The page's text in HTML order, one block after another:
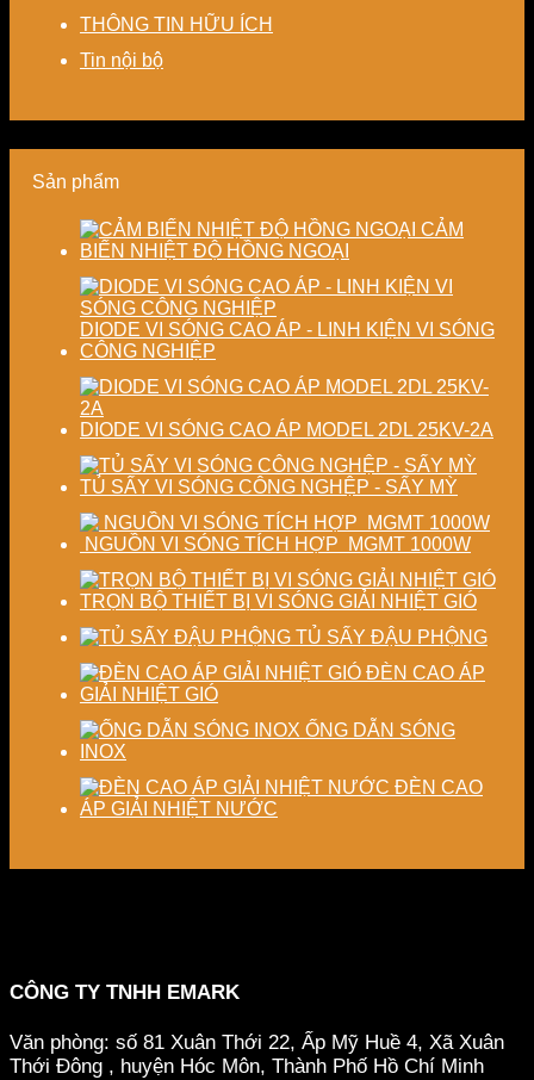
nâng
thành
chi
phí
sản
năng
chất
lượng
phẩm
Giải
pháp
tiết
kiệm
lượng
định
lượng
sấy
nghiệp
THÔNG TIN HỮU ÍCH
Tin nội bộ
Sản phẩm
CẢM
BIẾN NHIỆT ĐỘ HỒNG NGOẠI
DIODE VI SÓNG CAO ÁP - LINH KIỆN VI SÓNG
CÔNG NGHIỆP
DIODE VI SÓNG CAO ÁP MODEL 2DL 25KV-2A
TỦ SẤY VI SÓNG CÔNG NGHỆP - SẤY MỲ
NGUỒN VI SÓNG TÍCH HỢP MGMT 1000W
TRỌN BỘ THIẾT BỊ VI SÓNG GIẢI NHIỆT GIÓ
TỦ SẤY ĐẬU PHỘNG
ĐÈN CAO ÁP
GIẢI NHIỆT GIÓ
ỐNG DẪN SÓNG
INOX
ĐÈN CAO
ÁP GIẢI NHIỆT NƯỚC
CÔNG TY TNHH EMARK
Văn phòng: số 81 Xuân Thới 22, Ấp Mỹ Huề 4, Xã Xuân
Thới Đông , huyện Hóc Môn, Thành Phố Hồ Chí Minh